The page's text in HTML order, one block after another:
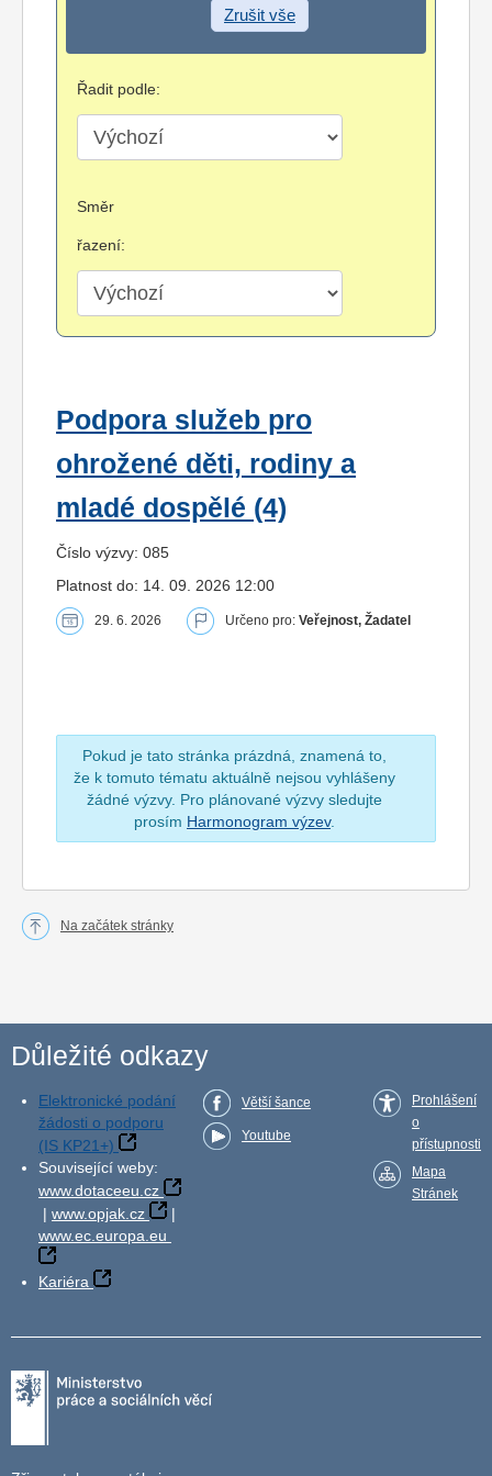
Zrušit vše
Řadit podle:
Směr
řazení:
Podpora služeb pro
ohrožené děti, rodiny a
mladé dospělé (4)
Číslo výzvy: 085
Platnost do: 14. 09. 2026 12:00
29. 6. 2026 Určeno pro: Veřejnost, Žadatel
Pokud je tato stránka prázdná, znamená to,
že k tomuto tématu aktuálně nejsou vyhlášeny
žádné výzvy. Pro plánované výzvy sledujte
prosím Harmonogram výzev.
Na začátek stránky
Důležité odkazy
Elektronické podání
žádosti o podporu
(IS KP21+)
Související weby:
www.dotaceeu.cz
| www.opjak.cz
|
www.ec.europa.eu
Kariéra
Větší šance
Youtube
Prohlášení
o
přístupnosti
Mapa
Stránek